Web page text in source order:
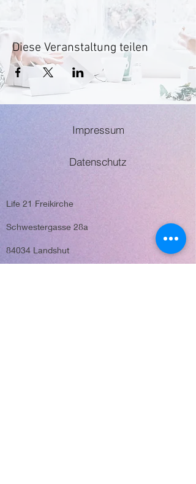
Diese Veranstaltung teilen
Impressum
Datenschutz
Life 21 Freikirche
Schwestergasse 28a
84034 Landshut